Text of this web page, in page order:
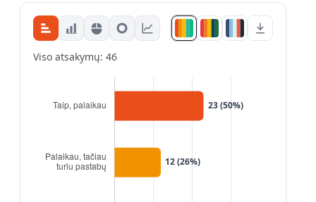
Viso atsakymų: 46